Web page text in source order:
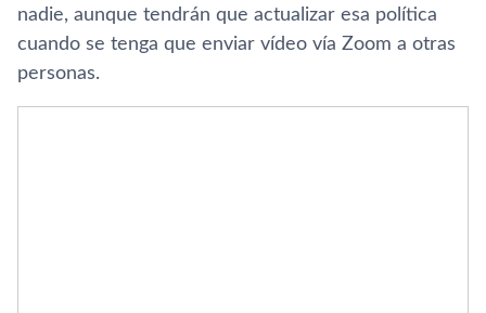
nadie, aunque tendrán que actualizar esa política
cuando se tenga que enviar vídeo vía Zoom a otras
personas.